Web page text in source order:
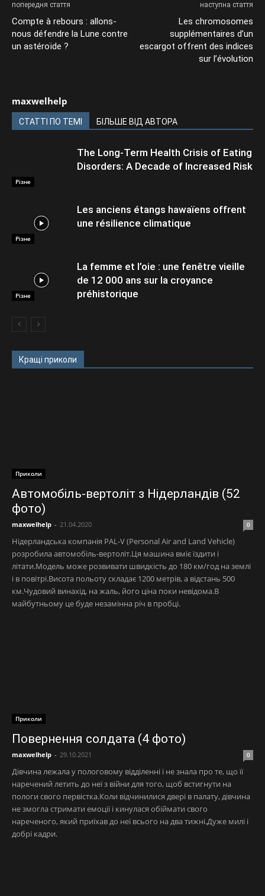
попередня стаття
Compte à rebours : allons-
nous défendre la Lune contre
un astéroïde ?
наступна стаття
Les chromosomes
supplémentaires d’un
escargot offrent des indices
sur l’évolution
maxwelhelp
СТАТТІ ПО ТЕМІ БІЛЬШЕ ВІД АВТОРА
Різне
The Long-Term Health Crisis of Eating
Disorders: A Decade of Increased Risk
Різне
Les anciens étangs hawaïens offrent
une résilience climatique
Різне
La femme et l’oie : une fenêtre vieille
de 12 000 ans sur la croyance
préhistorique
Кращі приколи
Приколи
Автомобіль-вертоліт з Нідерландів (52
фото)
maxwelhelp - 21.04.2020 0
Нідерландська компанія PAL-V (Personal Air and Land Vehicle)
розробила автомобіль-вертоліт.Ця машина вміє їздити і
літати.Модель може розвивати швидкість до 180 км/год на землі
і в повітрі.Висота польоту складає 1200 метрів, а відстань 500
км.Чудовий винахід, на жаль, його ціна поки невідома.В
майбутньому це буде незамінна річ в пробці.
Приколи
Повернення солдата (4 фото)
maxwelhelp - 29.10.2021 0
Дівчина лежала у пологовому відділенні і не знала про те, що її
наречений летить до неї з війни для того, щоб встигнути на
пологи свого первістка.Коли відчинилися двері в палату, дівчина
не змогла стримати емоції і кинулася обіймати свого
нареченого, який приїхав до неї всього на два тижні.Дуже милі і
добрі кадри.